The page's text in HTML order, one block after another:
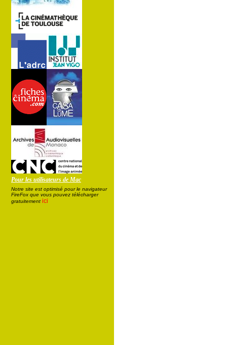
Pour les utilisateurs de Mac
Notre site est optimisé pour le navigateur
FireFox que vous pouvez télécharger
gratuitement ici